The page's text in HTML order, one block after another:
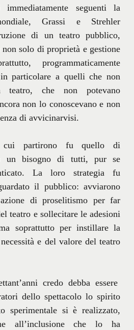
seguenti la
Grassi e Strehler
di un teatro pubblico,
solo di proprietà e gestione
programmaticamente
particolare a quelli che non
che non potevano
non lo conoscevano e non
di avvicinarvisi.
cui partirono fu quello di
un bisogno di tutti, pur se
La loro strategia fu
il pubblico: avviarono
di proselitismo per far
teatro e sollecitare le adesioni
soprattutto per instillare la
e del valore del teatro
credo debba essere
dello spettacolo lo spirito
sperimentale si è realizzato,
all’inclusione che lo ha